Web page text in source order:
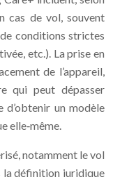
cas de vol, souvent
conditions strictes
etc.). La prise en
de l’appareil,
qui peut dépasser
un modèle
elle‑même.
notamment le vol
la définition juridique